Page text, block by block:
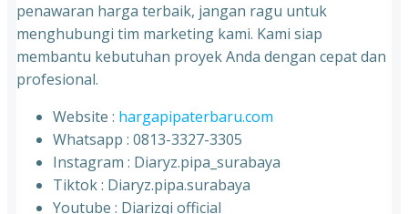
penawaran harga terbaik, jangan ragu untuk
menghubungi tim marketing kami. Kami siap
membantu kebutuhan proyek Anda dengan cepat dan
profesional.
Website : hargapipaterbaru.com
Whatsapp : 0813-3327-3305
⁠Instagram : Diaryz.pipa_surabaya
⁠Tiktok : Diaryz.pipa.surabaya
⁠Youtube : Diarizqi official